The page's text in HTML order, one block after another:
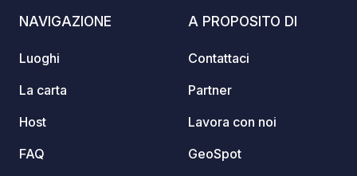
NAVIGAZIONE
Luoghi
La carta
Host
FAQ
A PROPOSITO DI
Contattaci
Partner
Lavora con noi
GeoSpot